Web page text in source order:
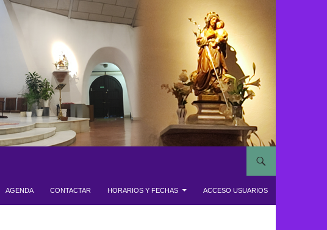
AGENDA CONTACTAR HORARIOS Y FECHAS ACCESO USUARIOS